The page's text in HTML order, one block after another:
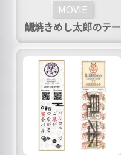
MOVIE
鯛焼きめし太郎のテー
マ（ワルツバージョ
ン）